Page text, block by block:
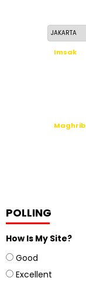
Imsak
Maghrib
POLLING
How Is My Site?
Good
Excellent